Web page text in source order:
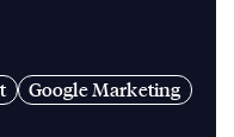
Google Marketing